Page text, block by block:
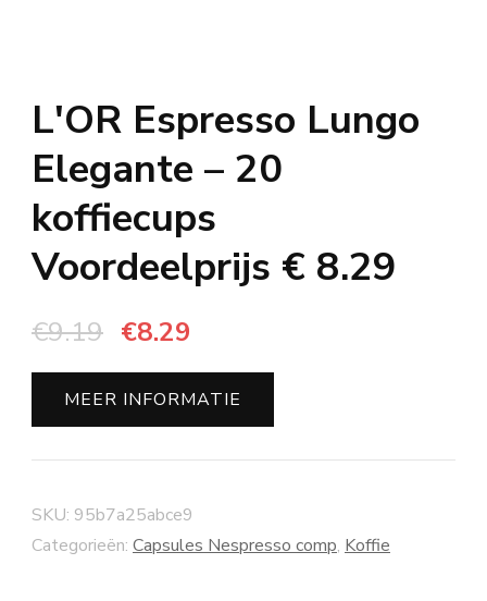
L'OR Espresso Lungo
Elegante – 20
koffiecups
Voordeelprijs € 8.29
€9.19 Oorspronkelijke
prijs
was:
€9.19.
€8.29
prijs
is:
€8.29.
MEER INFORMATIE
SKU: 95b7a25abce9
Categorieën: Capsules Nespresso comp, Koffie